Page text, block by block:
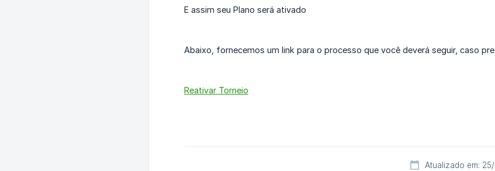
E assim seu Plano será ativado
Abaixo, fornecemos um link para o processo que você deverá seguir, caso
Reativar Torneio
Atualizado em: